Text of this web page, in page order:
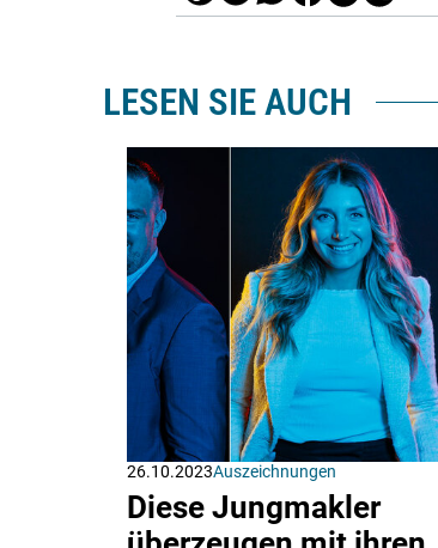
LESEN SIE AUCH
26.10.2023Auszeichnungen
Diese Jungmakler